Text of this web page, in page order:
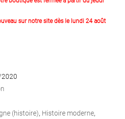
sur notre site dès le lundi 24 août
(histoire), Histoire moderne,